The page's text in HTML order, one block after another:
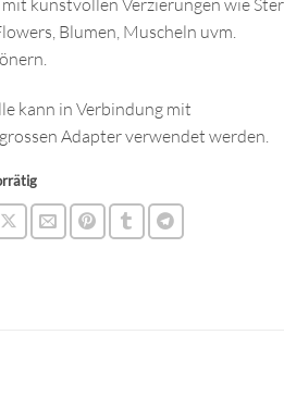
Blumen, Muscheln uvm.
kann in Verbindung mit
Adapter verwendet werden.